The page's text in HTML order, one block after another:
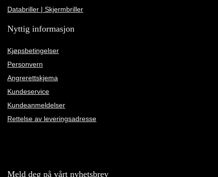
Databriller | Skjermbriller
Nyttig informasjon
Kjøpsbetingelser
Personvern
Angrerettskjema
Kundeservice
Kundeanmeldelser
Rettelse av leveringsadresse
Meld deg på vårt nyhetsbrev